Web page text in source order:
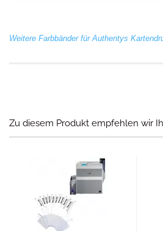
Weitere Farbbänder für Authentys
Zu diesem Produkt empfehlen wir